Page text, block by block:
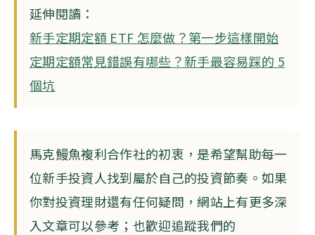
延伸閱讀：
新手定期定額 ETF 怎麼做？第一步這樣開始
定期定額常見錯誤有哪些？新手最容易踩的 5
個坑
馬克鰻魚複利合作社的初衷，是希望幫助每一
位新手投資人找到屬於自己的投資節奏。如果
你對投資理財還有任何疑問，網站上有更多深
入文章可以參考；也歡迎追蹤我們的